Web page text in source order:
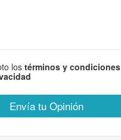
los términos y
Envía tu Opinión